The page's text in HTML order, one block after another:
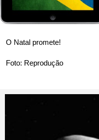
O Natal promete!
Foto: Reprodução